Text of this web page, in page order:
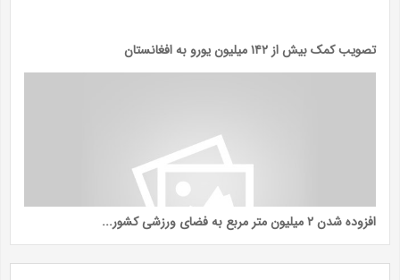
تصویب کمک بیش از ۱۴۲ میلیون یورو به افغانستان
افزوده شدن ۲ میلیون متر مربع به فضای ورزشی کشور...